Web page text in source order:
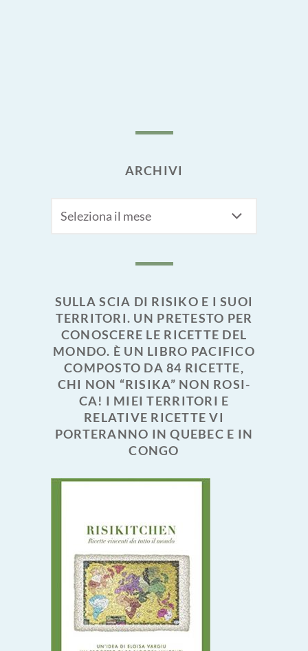
ARCHIVI
SULLA SCIA DI RISIKO E I SUOI
TERRITORI. UN PRETESTO PER
CONOSCERE LE RICETTE DEL
MONDO. È UN LIBRO PACIFICO
COMPOSTO DA 84 RICETTE,
CHI NON “RISIKA” NON ROSI-
CA! I MIEI TERRITORI E
RELATIVE RICETTE VI
PORTERANNO IN QUEBEC E IN
CONGO